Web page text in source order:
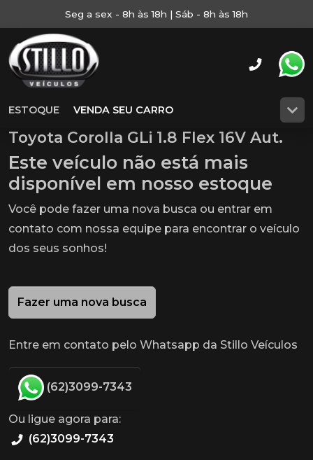
Seg a sex - 8h às 18h | Sáb - 8h às 18h
ESTOQUE VENDA SEU CARRO
Toyota Corolla GLi 1.8 Flex 16V Aut.
Este veículo não está mais
disponível em nosso estoque
Você pode fazer uma nova busca ou entrar em
contato com nossa equipe para encontrar o veículo
dos seus sonhos!
Fazer uma nova busca
Entre em contato pelo Whatsapp da Stillo Veículos
(62)3099-7343
Ou ligue agora para:
(62)3099-7343